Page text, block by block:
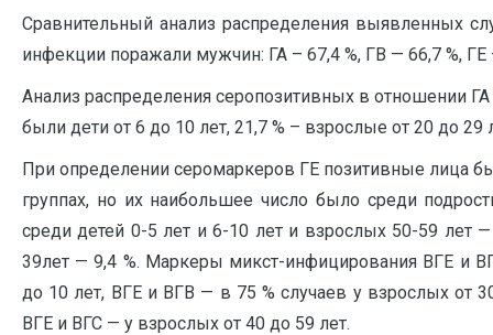
Сравнительный анализ распределения выявленных
инфекции поражали мужчин: ГА – 67,4 %, ГВ — 66,7 %, ГЕ
Анализ распределения серопозитивных в отношении
были дети от 6 до 10 лет, 21,7 % – взрослые от 20 до 29
При определении серомаркеров ГЕ позитивные лица
группах, но их наибольшее число было среди
среди детей 0-5 лет и 6-10 лет и взрослых 50-59 лет
39лет — 9,4 %. Маркеры микст-инфицирования ВГЕ и
до 10 лет, ВГЕ и ВГВ — в 75 % случаев у взрослых от
ВГЕ и ВГС — у взрослых от 40 до 59 лет.